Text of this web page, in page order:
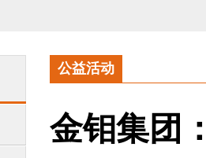
公益活动
金钼集团